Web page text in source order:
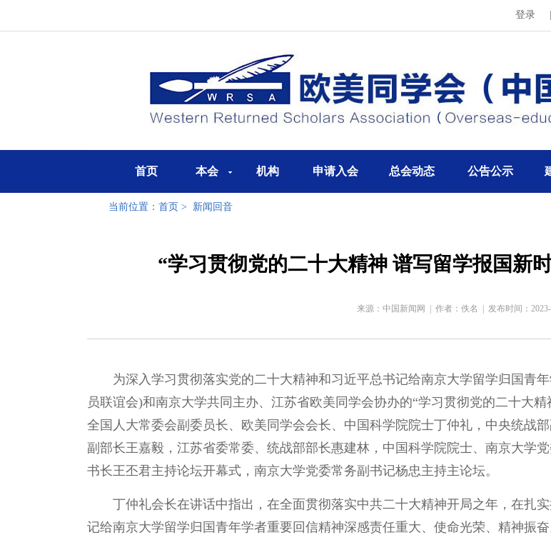
登录
首页 本会 机构 申请入会 总会动态 公告公示
当前位置： 首页 > 新闻回音
“学习贯彻党的二十大精神 谱写留学报国新
来源：中国新闻网 作者：佚名 发布时间：
为深入学习贯彻落实党的二十大精神和习近平总书记给南京大学留学归国青
员联谊会)和南京大学共同主办、江苏省欧美同学会协办的“学习贯彻党的二十大
全国人大常委会副委员长、欧美同学会会长、中国科学院院士丁仲礼，中央统战
副部长王嘉毅，江苏省委常委、统战部部长惠建林，中国科学院院士、南京大学
书长王丕君主持论坛开幕式，南京大学党委常务副书记杨忠主持主论坛。
丁仲礼会长在讲话中指出，在全面贯彻落实中共二十大精神开局之年，在扎
记给南京大学留学归国青年学者重要回信精神深感责任重大、使命光荣、精神振